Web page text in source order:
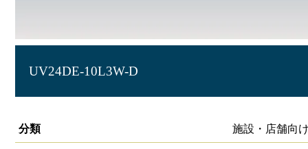
UV24DE-10L3W-D
分類
施設・店舗向